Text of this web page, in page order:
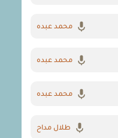
محمد عبده
محمد عبده
محمد عبده
طلال مداح